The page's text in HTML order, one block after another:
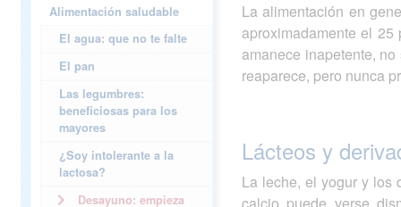
Alimentación saludable
El agua: que no te falte
El pan
Las legumbres:
beneficiosas para los
mayores
¿Soy intolerante a la
lactosa?
Desayuno: empieza
La alimentación en
aproximadamente el
amanece inapetente,
reaparece, pero nunca
Lácteos y
La leche, el yogur y los